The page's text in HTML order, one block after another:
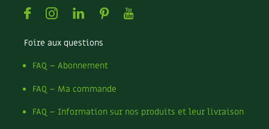
Conseils vidéo des 4 saisons
Secrets d’abonné
La vie secrète du jardin
FacebookInstagramLinkedin
PinterestYoutube
Foire aux questions
FAQ – Abonnement
FAQ – Ma commande
FAQ – Information sur nos produits et leur livraison